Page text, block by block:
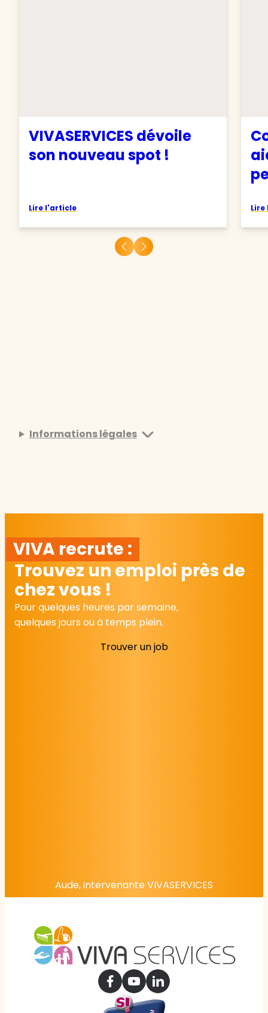
VIVASERVICES dévoile
son nouveau spot !
Lire l'article
Informations légales
VIVA recrute :
Trouvez un emploi près de
chez vous !
Pour quelques heures par semaine,
quelques jours ou à temps plein.
Trouver un job
Aude, intervenante VIVASERVICES